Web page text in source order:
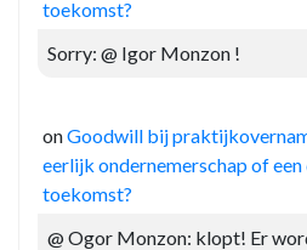
toekomst?
Sorry: @ Igor Monzon !
onGoodwill bij
eerlijk ondernemerschap of
toekomst?
@ Ogor Monzon: klopt! Er